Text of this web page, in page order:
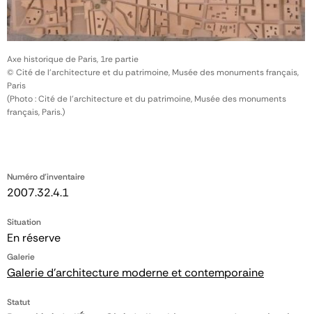
Numéro d'inventaire
2007.32.4.1
Situation
En réserve
Galerie
Galerie d'architecture moderne et contemporaine
Statut
Axe historique de Paris, 1re partie
© Cité de l'architecture et du patrimoine, Musée des monuments français,
Paris
(Photo : Cité de l'architecture et du patrimoine, Musée des monuments
français, Paris.)